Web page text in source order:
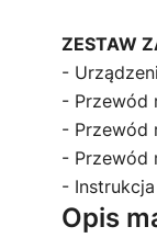
ZESTAW
-
- Przewód
- Przewód
- Przewód
- Instrukcja
Opis